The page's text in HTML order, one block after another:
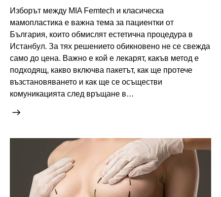
Изборът между MIA Femtech и класическа
мамопластика е важна тема за пациентки от
България, които обмислят естетична процедура в
Истанбул. За тях решението обикновено не се свежда
само до цена. Важно е кой е лекарят, какъв метод е
подходящ, какво включва пакетът, как ще протече
възстановяването и как ще се осъществи
комуникацията след връщане в…